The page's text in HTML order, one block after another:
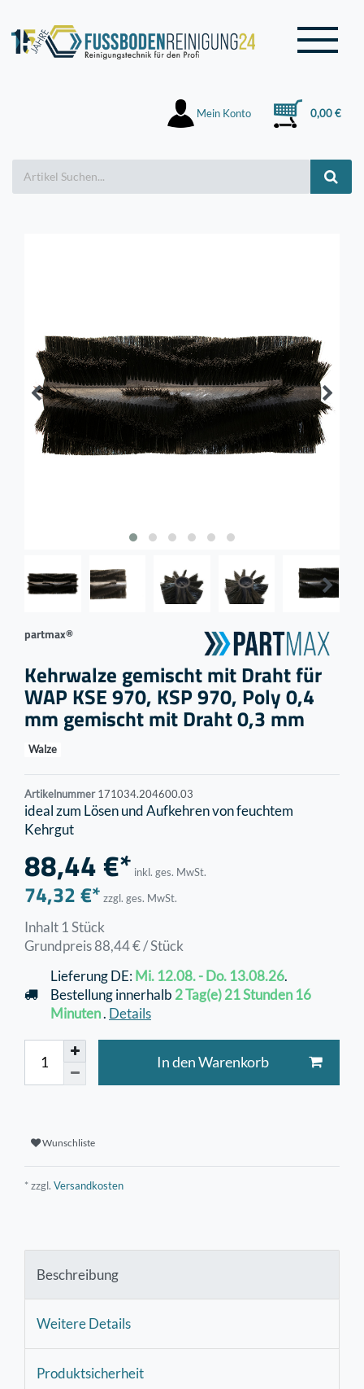
Mein Konto 0,00 €
partmax®
Kehrwalze gemischt mit Draht für
WAP KSE 970, KSP 970, Poly 0,4
mm gemischt mit Draht 0,3 mm
Walze
Artikelnummer171034.204600.03
ideal zum Lösen und Aufkehren von feuchtem
Kehrgut
88,44 €* inkl. ges. MwSt.
74,32 €* zzgl. ges. MwSt.
Inhalt 1Stück
Grundpreis88,44 € / Stück
Lieferung DE:Mi. 12.08. - Do. 13.08.26.
Bestellung innerhalb 2 Tag(e)21 Stunden 16
Minuten. Details
In den Warenkorb
Wunschliste
* zzgl. Versandkosten
Beschreibung
Weitere Details
Produktsicherheit